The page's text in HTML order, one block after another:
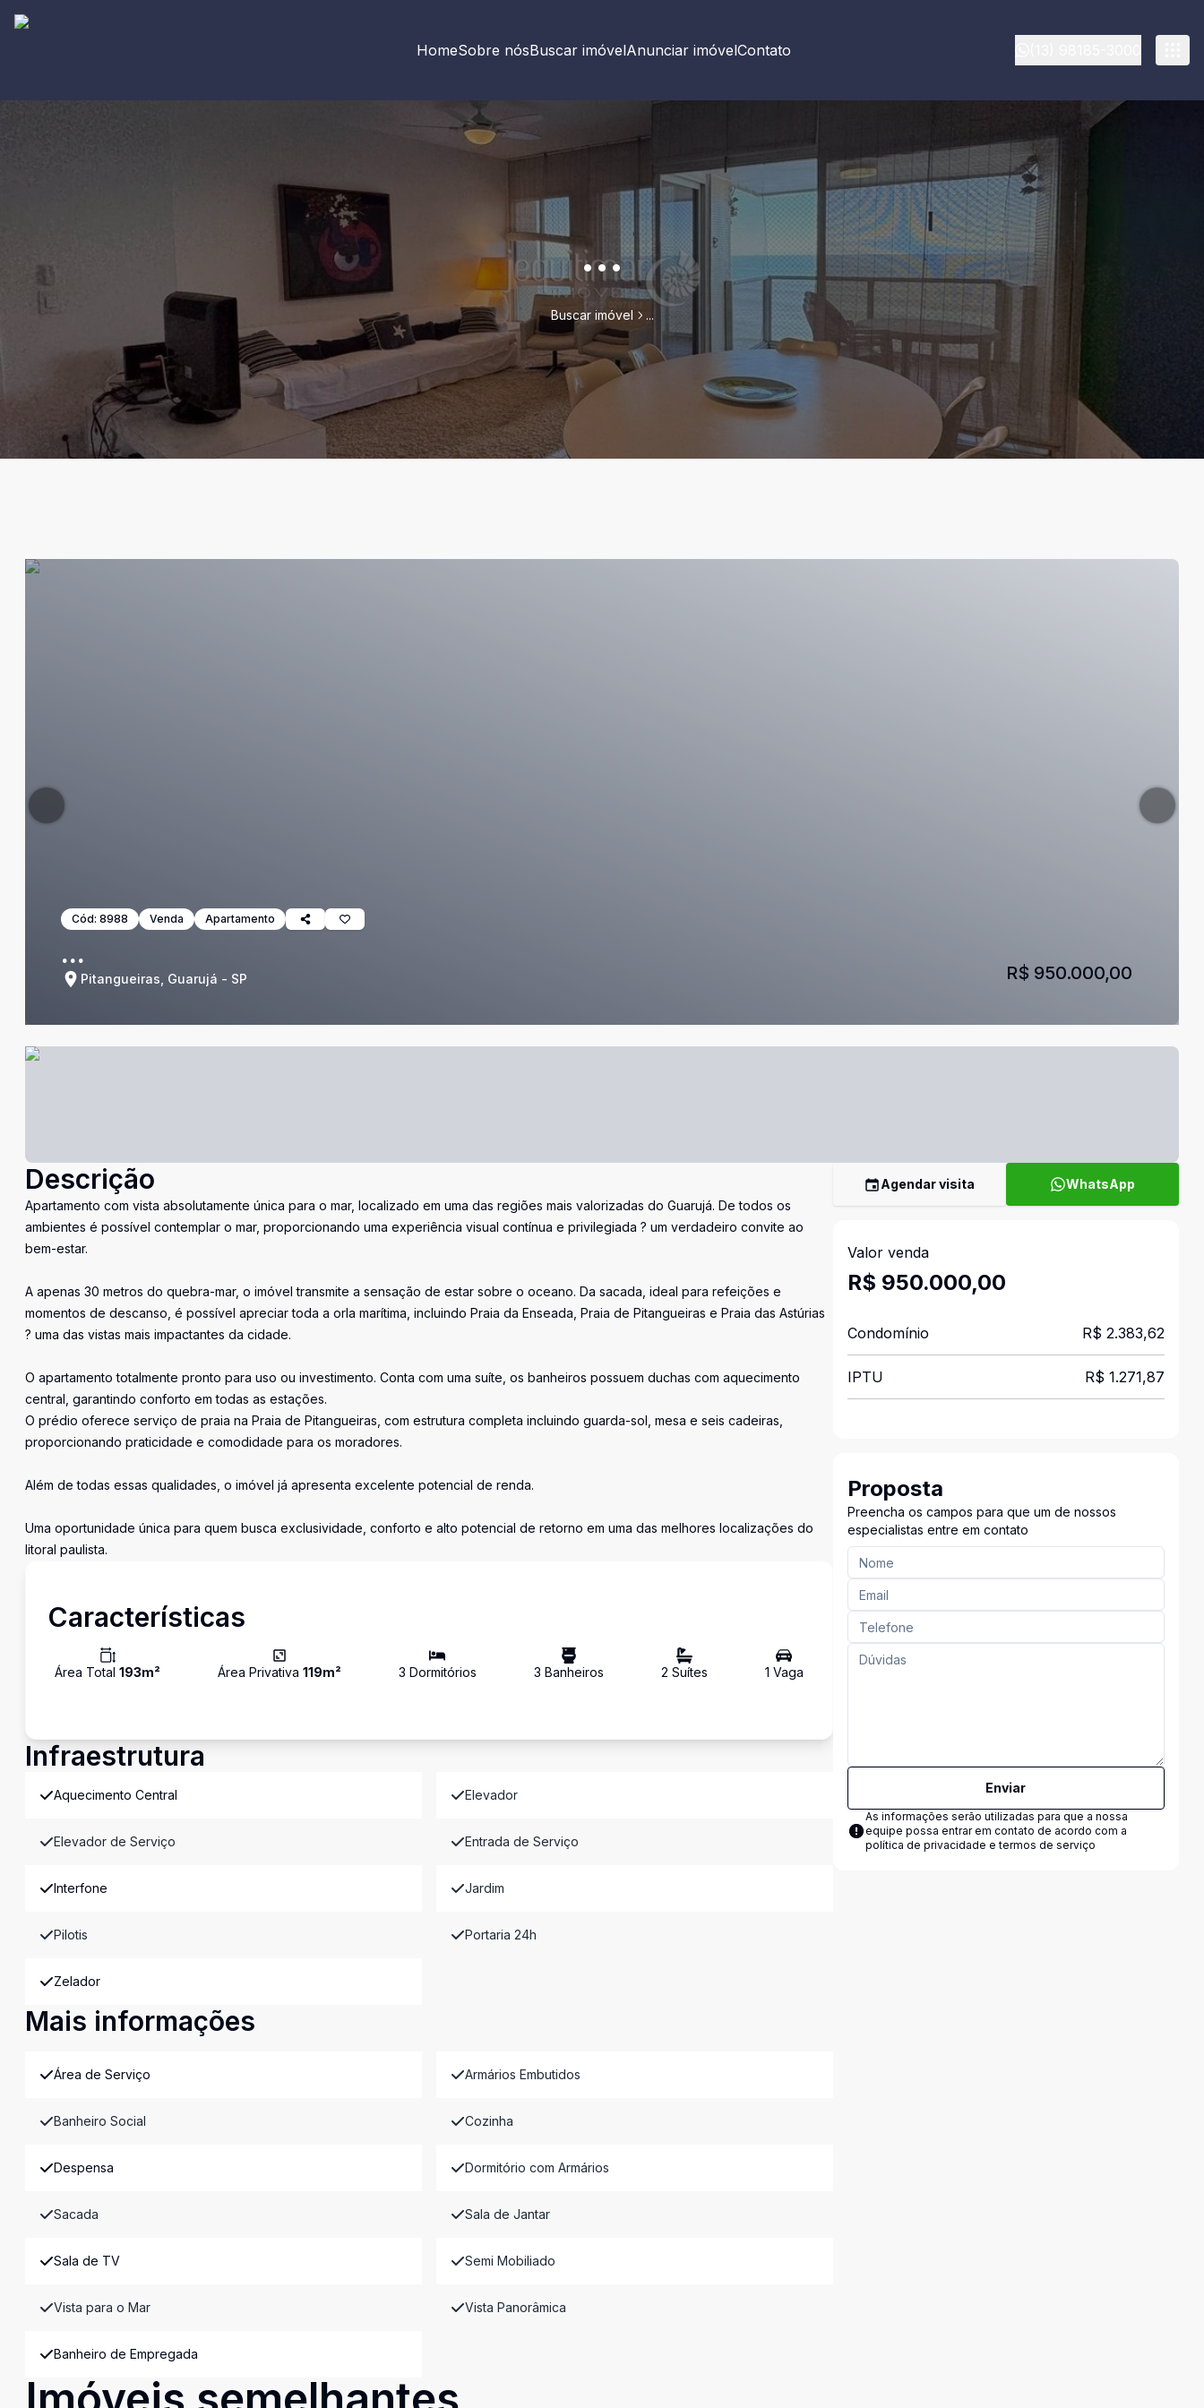
HomeSobre nósBuscar imóvelAnunciar imóvelContato
...
Buscar imóvel ...
Cód: 8988 Venda Apartamento
...
Pitangueiras, Guarujá - SP R$ 950.000,00
Descrição
Apartamento com vista absolutamente única para o mar, localizado em uma das regiões mais valorizadas do Guarujá. De todos os
ambientes é possível contemplar o mar, proporcionando uma experiência visual contínua e privilegiada ? um verdadeiro convite ao
bem-estar.
A apenas 30 metros do quebra-mar, o imóvel transmite a sensação de estar sobre o oceano. Da sacada, ideal para refeições e
momentos de descanso, é possível apreciar toda a orla marítima, incluindo Praia da Enseada, Praia de Pitangueiras e Praia das Astúrias
? uma das vistas mais impactantes da cidade.
O apartamento totalmente pronto para uso ou investimento. Conta com uma suíte, os banheiros possuem duchas com aquecimento
central, garantindo conforto em todas as estações.
O prédio oferece serviço de praia na Praia de Pitangueiras, com estrutura completa incluindo guarda-sol, mesa e seis cadeiras,
proporcionando praticidade e comodidade para os moradores.
Além de todas essas qualidades, o imóvel já apresenta excelente potencial de renda.
Uma oportunidade única para quem busca exclusividade, conforto e alto potencial de retorno em uma das melhores localizações do
litoral paulista.
Características
Área Total 193m² Área Privativa 119m² 3 Dormitórios 3 Banheiros 2 Suítes 1 Vaga
Infraestrutura
Aquecimento Central Elevador
Elevador de Serviço Entrada de Serviço
Interfone Jardim
Pilotis Portaria 24h
Zelador
Mais informações
Área de Serviço Armários Embutidos
Banheiro Social Cozinha
Despensa Dormitório com Armários
Sacada Sala de Jantar
Sala de TV Semi Mobiliado
Vista para o Mar Vista Panorâmica
Banheiro de Empregada
Agendar visita WhatsApp
Valor venda
R$ 950.000,00
Condomínio R$ 2.383,62
IPTU R$ 1.271,87
Proposta
Preencha os campos para que um de nossos
especialistas entre em contato
Enviar
As informações serão utilizadas para que a nossa
equipe possa entrar em contato de acordo com a
política de privacidade e termos de serviço